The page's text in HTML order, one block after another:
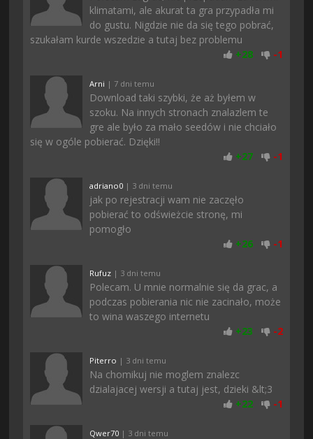
klimatami, ale akurat ta gra przypadła mi
do gustu. Nigdzie nie da się tego pobrać,
szukałam kurde wszedzie a tutaj bez problemu
+28 -1
Arni | 7 dni temu
Download taki szybki, że aż byłem w
szoku. Na innych stronach znalazlem te
gre ale było za mało seedów i nie chciało
się w ogóle pobierać. Dzięki!!
+27 -1
adriano0 | 3 dni temu
jak po rejestracji wam nie zaczęło
pobierać to odświeżcie stronę, mi
pomogło
+26 -1
Rufuz | 3 dni temu
Polecam. U mnie normalnie się da grac, a
podczas pobierania nic nie zacinało, może
to wina waszego internetu
+23 -2
Piterro | 3 dni temu
Na chomikuj nie moglem znalezc
dzialajacej wersji a tutaj jest, dzieki &lt;3
+22 -1
Qwer70 | 3 dni temu